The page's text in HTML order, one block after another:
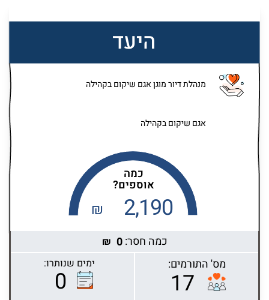
היעד
מנהלת דיור מוגן אגם שיקום בקהילה
אגם שיקום בקהילה
Highcharts.com
כמה
אוספים?
2,190
כמה חסר:0
₪
מס' התורמים:
17
ימים שנותרו:
0